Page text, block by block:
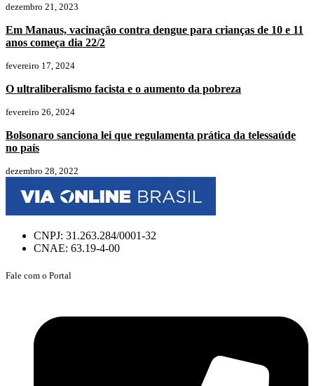
dezembro 21, 2023
Em Manaus, vacinação contra dengue para crianças de 10 e 11
anos começa dia 22/2
fevereiro 17, 2024
O ultraliberalismo facista e o aumento da pobreza
fevereiro 26, 2024
Bolsonaro sanciona lei que regulamenta prática da telessaúde
no país
dezembro 28, 2022
CNPJ: 31.263.284/0001-32
CNAE: 63.19-4-00
Fale com o Portal